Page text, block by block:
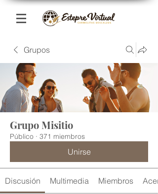
Grupos
Grupo Misitio
Público · 371 miembros
Unirse
Discusión Multimedia Miembros